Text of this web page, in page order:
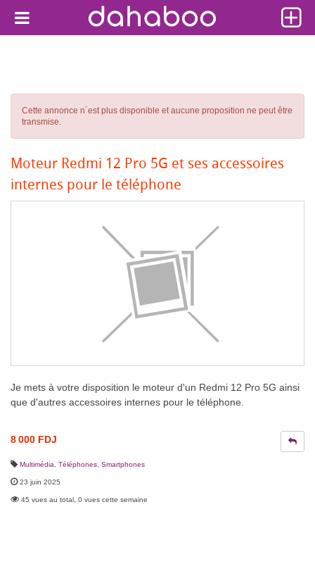
Cette annonce n´est plus disponible et aucune proposition ne peut être
transmise.
Moteur Redmi 12 Pro 5G et ses accessoires
internes pour le téléphone
Je mets à votre disposition le moteur d'un Redmi 12 Pro 5G ainsi
que d'autres accessoires internes pour le téléphone.
8 000 FDJ
Multimédia Téléphones, Smartphones
23 juin 2025
45 vues au total, 0 vues cette semaine